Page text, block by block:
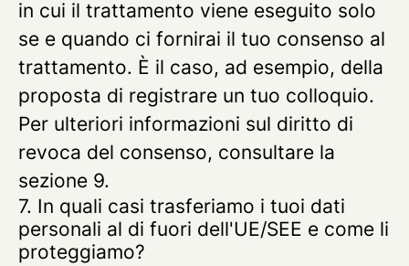
in cui il trattamento viene eseguito solo
se e quando ci fornirai il tuo consenso al
trattamento. È il caso, ad esempio, della
proposta di registrare un tuo colloquio.
Per ulteriori informazioni sul diritto di
revoca del consenso, consultare la
sezione 9.
7. In quali casi trasferiamo i tuoi dati
personali al di fuori dell'UE/SEE e come li
proteggiamo?